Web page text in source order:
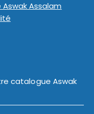
Assalam
catalogue Aswak